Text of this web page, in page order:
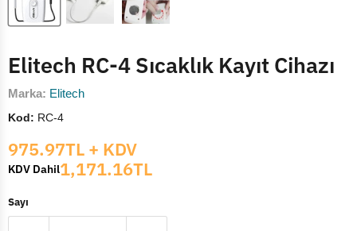
Elitech RC-4 Sıcaklık Kayıt Cihazı
Marka: Elitech
Kod: RC-4
Mevcut fiyat
975.97TL + KDV
KDV Dahil1,171.16TL
Sayı